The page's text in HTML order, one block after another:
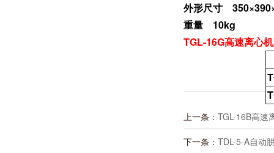
外形尺寸
重量 10kg
TGL-16G高速离心
上一条： TGL-16B高速
下一条： TDL-5-A自动